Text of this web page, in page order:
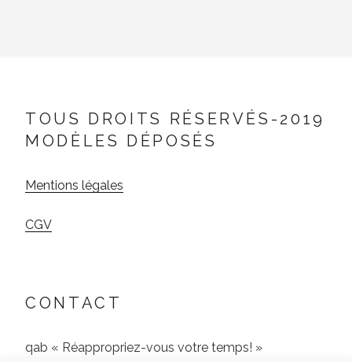
TOUS DROITS RÉSERVÉS-2019
MODÈLES DÉPOSÉS
Mentions légales
CGV
CONTACT
qab « Réappropriez-vous votre temps! »